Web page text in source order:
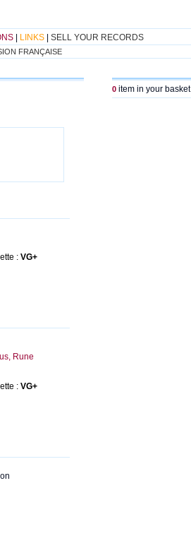
LINKS SELL YOUR RECORDS
FRANÇAISE
: VG+
Rune
: VG+
0 item in your basket